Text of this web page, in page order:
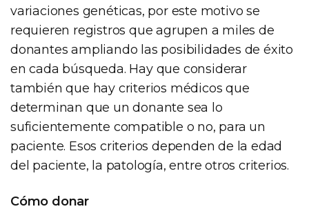
variaciones genéticas, por este motivo se
requieren registros que agrupen a miles de
donantes ampliando las posibilidades de éxito
en cada búsqueda. Hay que considerar
también que hay criterios médicos que
determinan que un donante sea lo
suficientemente compatible o no, para un
paciente. Esos criterios dependen de la edad
del paciente, la patología, entre otros criterios.
Cómo donar